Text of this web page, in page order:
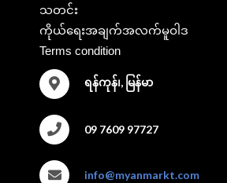
သတင်း
ကိုယ်ရေးအချက်အလက်မူဝါဒ
Terms condition
ရန်ကုန်၊, မြန်မာ
09 7609 97727
info@myanmarkt.com